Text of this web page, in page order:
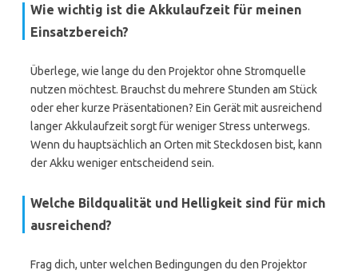
Wie wichtig ist die Akkulaufzeit für meinen
Einsatzbereich?
Überlege, wie lange du den Projektor ohne Stromquelle
nutzen möchtest. Brauchst du mehrere Stunden am Stück
oder eher kurze Präsentationen? Ein Gerät mit ausreichend
langer Akkulaufzeit sorgt für weniger Stress unterwegs.
Wenn du hauptsächlich an Orten mit Steckdosen bist, kann
der Akku weniger entscheidend sein.
Welche Bildqualität und Helligkeit sind für mich
ausreichend?
Frag dich, unter welchen Bedingungen du den Projektor